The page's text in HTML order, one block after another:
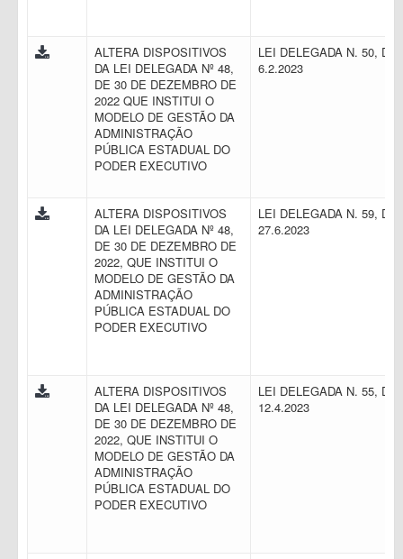
ALTERA DISPOSITIVOS
DA LEI DELEGADA Nº 48,
DE 30 DE DEZEMBRO DE
2022 QUE INSTITUI O
MODELO DE GESTÃO DA
ADMINISTRAÇÃO
PÚBLICA ESTADUAL DO
PODER EXECUTIVO
LEI DELEGADA N. 50, DE
6.2.2023
ALTERA DISPOSITIVOS
DA LEI DELEGADA Nº 48,
DE 30 DE DEZEMBRO DE
2022, QUE INSTITUI O
MODELO DE GESTÃO DA
ADMINISTRAÇÃO
PÚBLICA ESTADUAL DO
PODER EXECUTIVO
LEI DELEGADA N. 59, DE
27.6.2023
ALTERA DISPOSITIVOS
DA LEI DELEGADA Nº 48,
DE 30 DE DEZEMBRO DE
2022, QUE INSTITUI O
MODELO DE GESTÃO DA
ADMINISTRAÇÃO
PÚBLICA ESTADUAL DO
PODER EXECUTIVO
LEI DELEGADA N. 55, DE
12.4.2023